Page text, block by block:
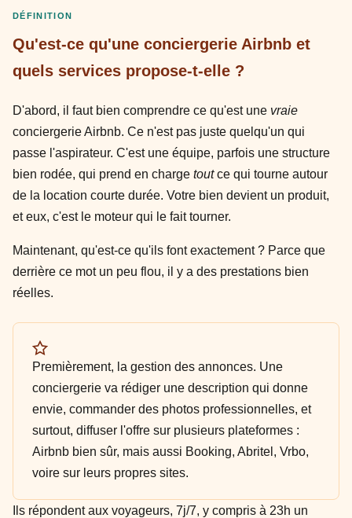
DÉFINITION
Qu'est-ce qu'une conciergerie Airbnb et
quels services propose-t-elle ?
D'abord, il faut bien comprendre ce qu'est une vraie
conciergerie Airbnb. Ce n'est pas juste quelqu'un qui
passe l'aspirateur. C'est une équipe, parfois une structure
bien rodée, qui prend en charge toutce qui tourne autour
de la location courte durée. Votre bien devient un produit,
et eux, c'est le moteur qui le fait tourner.
Maintenant, qu'est-ce qu'ils font exactement ? Parce que
derrière ce mot un peu flou, il y a des prestations bien
réelles.
Premièrement, la gestion des annonces. Une
conciergerie va rédiger une description qui donne
envie, commander des photos professionnelles, et
surtout, diffuser l'offre sur plusieurs plateformes :
Airbnb bien sûr, mais aussi Booking, Abritel, Vrbo,
voire sur leurs propres sites.
Ils répondent aux voyageurs, 7j/7, y compris à 23h un